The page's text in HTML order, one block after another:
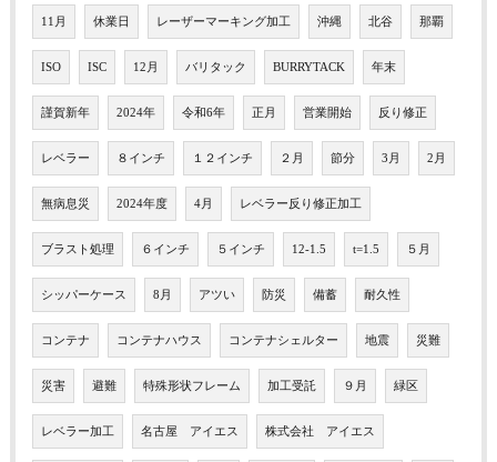
11月 休業日 レーザーマーキング加工 沖縄 北谷 那覇
ISO ISC 12月 バリタック BURRYTACK 年末
謹賀新年 2024年 令和6年 正月 営業開始 反り修正
レベラー ８インチ １２インチ ２月 節分 3月 2月
無病息災 2024年度 4月 レベラー反り修正加工
ブラスト処理 ６インチ ５インチ 12-1.5 t=1.5 ５月
シッパーケース 8月 アツい 防災 備蓄 耐久性
コンテナ コンテナハウス コンテナシェルター 地震 災難
災害 避難 特殊形状フレーム 加工受託 ９月 緑区
レベラー加工 名古屋 アイエス 株式会社 アイエス